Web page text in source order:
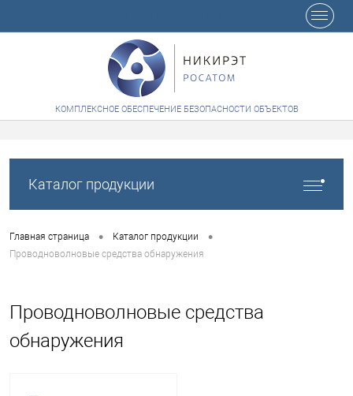
КОМПЛЕКСНОЕ ОБЕСПЕЧЕНИЕ БЕЗОПАСНОСТИ ОБЪЕКТОВ
Каталог продукции
Главная страница • Каталог продукции •
Проводноволновые средства обнаружения
Проводноволновые средства
обнаружения